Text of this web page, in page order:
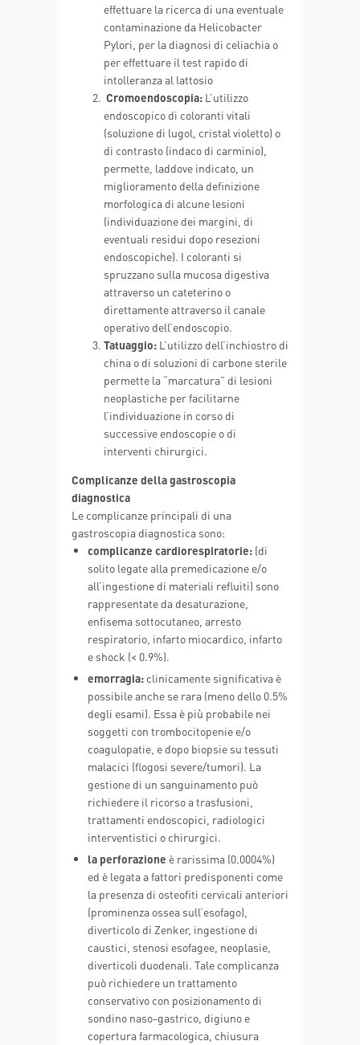
effettuare la ricerca di una eventuale
contaminazione da Helicobacter
Pylori, per la diagnosi di celiachia o
per effettuare il test rapido di
intolleranza al lattosio
Cromoendoscopia: L’utilizzo
endoscopico di coloranti vitali
(soluzione di lugol, cristal violetto) o
di contrasto (indaco di carminio),
permette, laddove indicato, un
miglioramento della definizione
morfologica di alcune lesioni
(individuazione dei margini, di
eventuali residui dopo resezioni
endoscopiche). I coloranti si
spruzzano sulla mucosa digestiva
attraverso un cateterino o
direttamente attraverso il canale
operativo dell’endoscopio.
Tatuaggio: L’utilizzo dell’inchiostro di
china o di soluzioni di carbone sterile
permette la “marcatura” di lesioni
neoplastiche per facilitarne
l’individuazione in corso di
successive endoscopie o di
interventi chirurgici.
Complicanze della gastroscopia
diagnostica
Le complicanze principali di una
gastroscopia diagnostica sono:
complicanze cardiorespiratorie: (di
solito legate alla premedicazione e/o
all’ingestione di materiali refluiti) sono
rappresentate da desaturazione,
enfisema sottocutaneo, arresto
respiratorio, infarto miocardico, infarto
e shock (< 0.9%).
emorragia: clinicamente significativa è
possibile anche se rara (meno dello 0.5%
degli esami). Essa è più probabile nei
soggetti con trombocitopenie e/o
coagulopatie, e dopo biopsie su tessuti
malacici (flogosi severe/tumori). La
gestione di un sanguinamento può
richiedere il ricorso a trasfusioni,
trattamenti endoscopici, radiologici
interventistici o chirurgici.
la perforazione è rarissima (0.0004%)
ed è legata a fattori predisponenti come
la presenza di osteofiti cervicali anteriori
(prominenza ossea sull’esofago),
diverticolo di Zenker, ingestione di
caustici, stenosi esofagee, neoplasie,
diverticoli duodenali. Tale complicanza
può richiedere un trattamento
conservativo con posizionamento di
sondino naso-gastrico, digiuno e
copertura farmacologica, chiusura